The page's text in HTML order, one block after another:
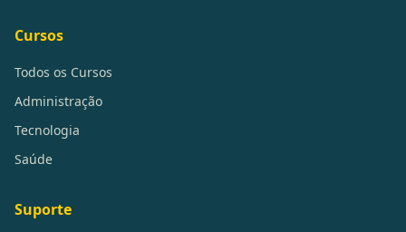
Cursos
Todos os Cursos
Administração
Tecnologia
Saúde
Suporte